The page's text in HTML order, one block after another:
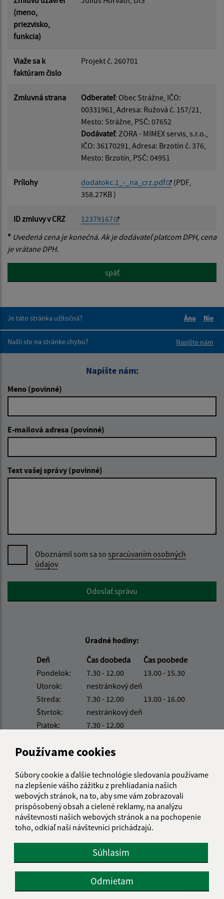
Používame cookies
Súbory cookie a ďalšie technológie sledovania používame
na zlepšenie vášho zážitku z prehliadania našich
webových stránok, na to, aby sme vám zobrazovali
prispôsobený obsah a cielené reklamy, na analýzu
návštevnosti našich webových stránok a na pochopenie
toho, odkiaľ naši návštevníci prichádzajú.
Súhlasím
Odmietam
(meno,
priezvisko,
funkcia)
Viaže sa k
faktúram čislo
Projekt č. 260701
Zmluvná strana Odberateľ: Obec Strážne, IČO:
00331961, Adresa: Ružová č. 157/21,
Mesto: Strážne, PSČ: 07652
Dodávateľ: ZORA - MIMEX servis, s.r.o.,
IČO: 36170291, Adresa: Brzotín č. 376,
Mesto: Brzotín, PSČ: 04951
Prílohy dodatokc.1_-_na_crz.pdf
(PDF,
358.27KB )
ID zmluvy v CRZ
12379167
* Uvedená cena je konečná. Ak je dodávateľ platcom DPH, cena
je vrátane DPH.
späť
Je táto stránka užitočná?
Áno
Nie
Našli ste na stránke chybu?
Napíšte nám
Napíšte nám:
Meno (povinné)
E-mailová adresa (povinné)
Text vašej správy (povinné)
Oboznámil som sa so spracúvaním osobných
údajov
Google reCaptcha ResponseOdoslať správu
Úradné hodiny:
Deň
Čas doobeda
Čas poobede
Pondelok:
7.30 - 12.00
13.00 - 15.30
Utorok:
nestránkový deň
Streda:
7.30 - 12.00
13.00 - 16.00
Štvrtok:
nestránkový deň
Piatok:
7.30 - 12.00
Ružová 157/21
076 52 Veľký Horeš
info@strazne.sk
+421 56 639 72 41